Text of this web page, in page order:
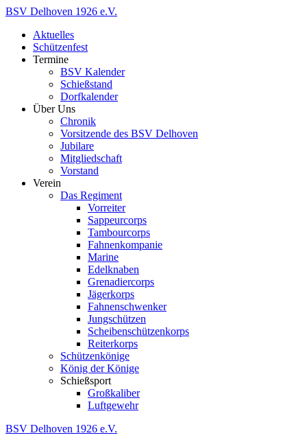
Zum
springen
BSV Delhoven 1926 e.V.
Aktuelles
Schützenfest
Termine
BSV Kalender
Schießstand
Dorfkalender
Über Uns
Chronik
Vorsitzende des BSV Delhoven
Jubilare
Mitgliedschaft
Vorstand
Verein
Das Regiment
Vorreiter
Sappeurcorps
Tambourcorps
Fahnenkompanie
Marine
Edelknaben
Grenadiercorps
Jägerkorps
Fahnenschwenker
Jungschützen
Scheibenschützenkorps
Reiterkorps
Schützenkönige
König der Könige
Schießsport
Großkaliber
Luftgewehr
BSV Delhoven 1926 e.V.